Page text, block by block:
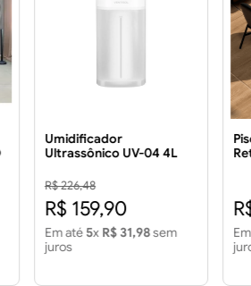
Umidificador
Ultrassônico UV-04 4L
R$ 226,48
R$ 159,90
Em até 5x R$ 31,98sem
juros